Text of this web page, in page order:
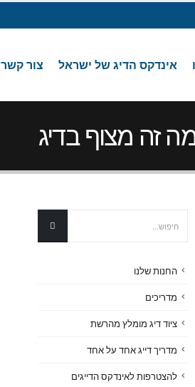
אינדקס הדיג של ישראל צור קשר
זה מצוף בדיג
החנות שלנו
מדריכים
ציוד דיג מומלץ מהרשת
מדריך דייג אחד על אחד
להצטרפות לאינדקס הדייגים